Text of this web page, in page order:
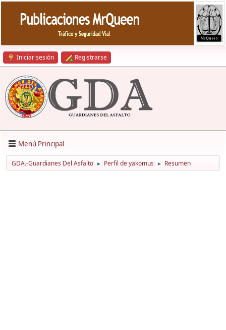
Iniciar sesión Registrarse
Menú Principal
GDA.-Guardianes Del Asfalto ► Perfil de yakomus ► Resumen